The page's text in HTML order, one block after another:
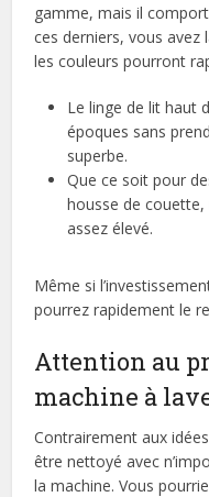
gamme, mais il
ces derniers, vous
les couleurs pourront
Le linge de lit haut
époques sans
superbe.
Que ce soit pour
housse de couette,
assez élevé.
Même si
pourrez rapidement le
Attention au
machine à
Contrairement aux
être nettoyé avec
la machine. Vous